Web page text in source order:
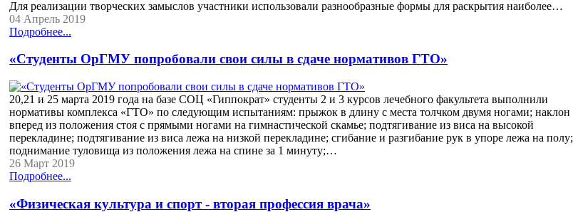
Для реализации творческих замыслов участники использовали разнообразные формы для раскрытия наиболее…
04 Апрель 2019
Подробнее...
«Студенты ОрГМУ попробовали свои силы в сдаче нормативов ГТО»
20,21 и 25 марта 2019 года на базе СОЦ «Гиппократ» студенты 2 и 3 курсов лечебного факультета выполнили
нормативы комплекса «ГТО» по следующим испытаниям: прыжок в длину с места толчком двумя ногами; наклон
вперед из положения стоя с прямыми ногами на гимнастической скамье; подтягивание из виса на высокой
перекладине; подтягивание из виса лежа на низкой перекладине; сгибание и разгибание рук в упоре лежа на полу;
поднимание туловища из положения лежа на спине за 1 минуту;…
26 Март 2019
Подробнее...
«Физическая культура и спорт - вторая профессия врача»